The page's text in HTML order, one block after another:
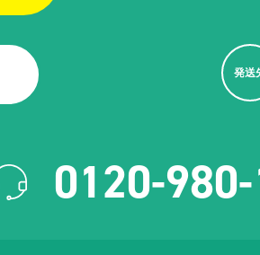
発送
0120-